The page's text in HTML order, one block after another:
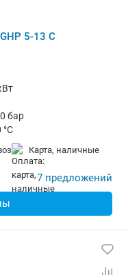
5-13 C
бар
°C
карта, наличные
7 предложений